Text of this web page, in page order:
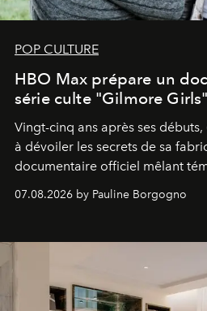
POP CULTURE
HBO Max prépare un
série culte "Gilmore Girls"
Vingt-cinq ans après ses débuts,
à dévoiler les secrets de sa
documentaire officiel mêlant
générationnel.
07.08.2026 by Pauline Borgogno